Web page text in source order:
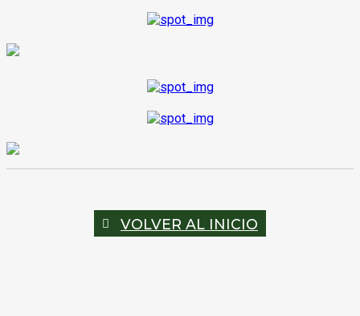
VOLVER AL INICIO